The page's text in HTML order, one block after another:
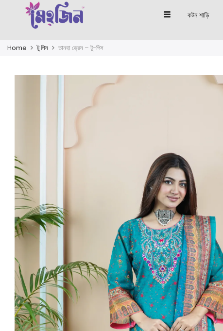
কটন শাড়ি
Home টু পিস তানহা ড্রেস – টু-পিস